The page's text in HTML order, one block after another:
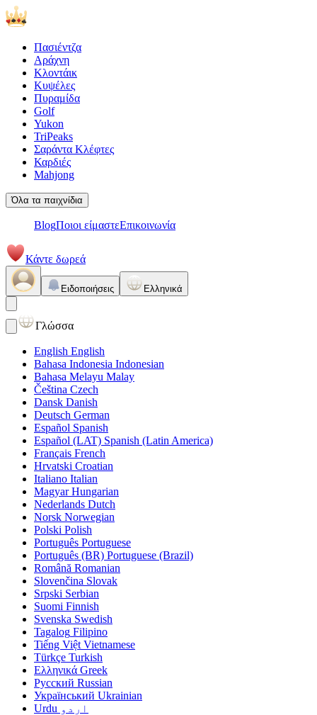
Πασιέντζα
Αράχνη
Κλοντάικ
Κυψέλες
Πυραμίδα
Golf
Yukon
TriPeaks
Σαράντα Κλέφτες
Καρδιές
Mahjong
Όλα τα παιχνίδια
BlogΠοιοι είμαστεΕπικοινωνία
Κάντε δωρεά
Ειδοποιήσεις Ελληνικά
Γλώσσα
English English
Bahasa Indonesia Indonesian
Bahasa Melayu Malay
Čeština Czech
Dansk Danish
Deutsch German
Español Spanish
Español (LAT) Spanish (Latin America)
Français French
Hrvatski Croatian
Italiano Italian
Magyar Hungarian
Nederlands Dutch
Norsk Norwegian
Polski Polish
Português Portuguese
Português (BR) Portuguese (Brazil)
Română Romanian
Slovenčina Slovak
Srpski Serbian
Suomi Finnish
Svenska Swedish
Tagalog Filipino
Tiếng Việt Vietnamese
Türkçe Turkish
Ελληνικά Greek
Русский Russian
Український Ukrainian
اردو Urdu